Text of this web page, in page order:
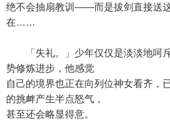
绝不会抽扇教训——而是拔剑直接送
在……
「失礼。」少年仅仅是淡淡地呵
势修炼进步，他感觉
自己的境界也正在向列位神女看齐，
的挑衅产生半点怒气，
甚至还会略显得意。